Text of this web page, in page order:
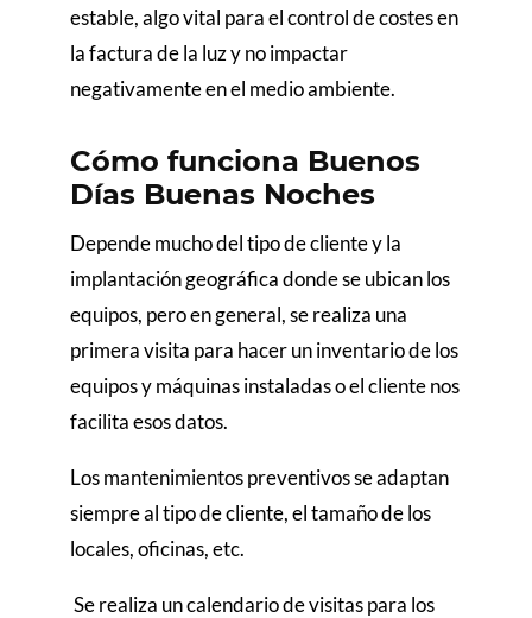
estable, algo vital para el control de costes en
la factura de la luz y no impactar
negativamente en el medio ambiente.
Cómo funciona Buenos
Días Buenas Noches
Depende mucho del tipo de cliente y la
implantación geográfica donde se ubican los
equipos, pero en general, se realiza una
primera visita para hacer un inventario de los
equipos y máquinas instaladas o el cliente nos
facilita esos datos.
Los mantenimientos preventivos se adaptan
siempre al tipo de cliente, el tamaño de los
locales, oficinas, etc.
Se realiza un calendario de visitas para los